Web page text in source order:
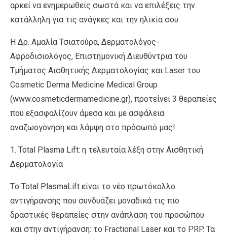
αρκεί να ενημερωθείς σωστά και να επιλέξεις την
κατάλληλη για τις ανάγκες και την ηλικία σου.
Η Δρ. Αμαλία Τσιατούρα, Δερματολόγος-
Αφροδισιολόγος, Επιστημονική Διευθύντρια του
Τμήματος Αισθητικής Δερματολογίας και Laser του
Cosmetic Derma Medicine Medical Group
(www.cosmeticdermamedicine.gr), προτείνει 3 θεραπείες
που εξασφαλίζουν άμεσα και με ασφάλεια
αναζωογόνηση και λάμψη στο πρόσωπό μας!
1. Total Plasma Lift: η τελευταία λέξη στην Αισθητική
Δερματολογία
Tο Total PlasmaLift είναι το νέο πρωτόκολλο
αντιγήρανσης που συνδυάζει μοναδικά τις πιο
δραστικές θεραπείες στην ανάπλαση του προσώπου
και στην αντιγήρανση: το Fractional Laser και το PRP. Τα